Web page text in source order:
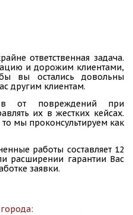
1А
3
ответственная задача.
и дорожим клиентами,
вы остались довольны
другим клиентам.
от повреждений при
их в жестких кейсах.
мы проконсультируем как
работы составляет 12
расширении гарантии Вас
заявки.